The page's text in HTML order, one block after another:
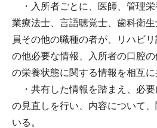
・入所者ごとに、医師、管理
業療法士、言語聴覚士、歯科衛
員その他の職種の者が、リハビ
の他必要な情報、入所者の口腔
の栄養状態に関する情報を相互に
・共有した情報を踏まえ、必
の見直しを行い、内容について
いる。